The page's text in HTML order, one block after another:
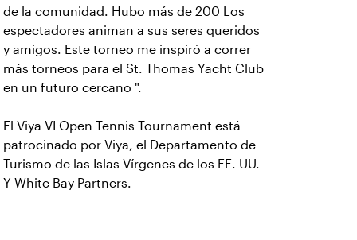
de la comunidad. Hubo más de 200 Los
espectadores animan a sus seres queridos
y amigos. Este torneo me inspiró a correr
más torneos para el St. Thomas Yacht Club
en un futuro cercano ".
El Viya VI Open Tennis Tournament está
patrocinado por Viya, el Departamento de
Turismo de las Islas Vírgenes de los EE. UU.
Y White Bay Partners.